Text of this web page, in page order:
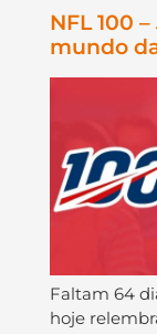
NFL 100
mundo
Faltam 64
hoje